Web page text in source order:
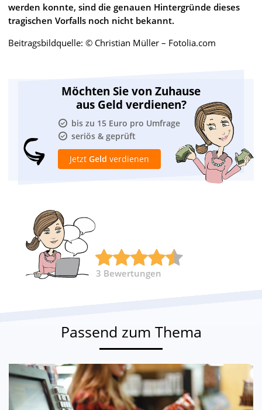
werden konnte, sind die genauen Hintergründe dieses
tragischen Vorfalls noch nicht bekannt.
Beitragsbildquelle: © Christian Müller – Fotolia.com
Möchten Sie von Zuhause
aus Geld verdienen?
bis zu 15 Euro pro Umfrage
seriös & geprüft
Jetzt Geld verdienen
3 Bewertungen
Passend zum Thema